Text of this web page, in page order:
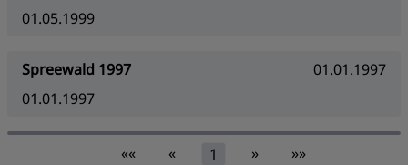
01.05.1999
Spreewald 1997
01.01.1997
01.01.1997
«« « 1 » »»